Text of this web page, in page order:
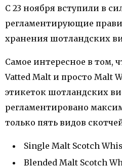
С 23 ноября вступили в
регламентирующие
хранения шотландских
Самое интересное в том,
Vatted Malt и просто Malt
этикеток шотландских
регламентировано
только пять видов
Single Malt Scotch
Blended Malt Scotch